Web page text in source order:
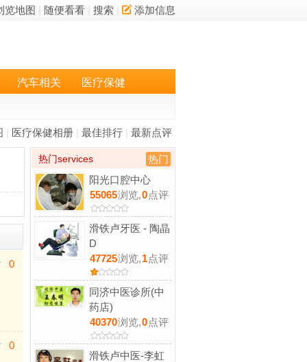
览地图 随便看看 搜索 添加信息
汽车相关 医疗保健
医疗保健相册 最佳排行 最新点评
0
0
热门
热门services
阳光口腔中心
55065浏览,0点评
滑铁卢牙医 - 陶晶
D
47725浏览,1点评
同济中医诊所(中
药店)
40370浏览,0点评
滑铁卢中医-李虹